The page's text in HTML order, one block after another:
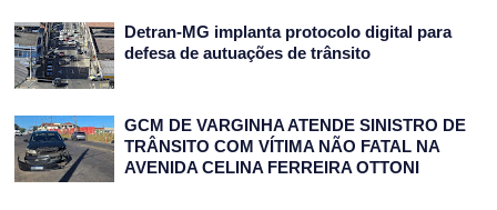
Detran-MG implanta protocolo digital para
defesa de autuações de trânsito
GCM DE VARGINHA ATENDE SINISTRO DE
TRÂNSITO COM VÍTIMA NÃO FATAL NA
AVENIDA CELINA FERREIRA OTTONI